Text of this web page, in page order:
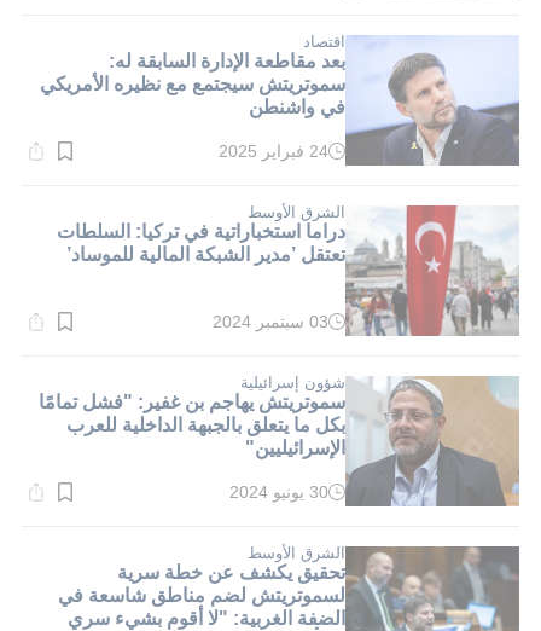
دقيقة.
اقتصاد
بعد مقاطعة الإدارة السابقة له:
سموتريتش سيجتمع مع نظيره الأمريكي
في واشنطن
وقت
دقيقة.
24 فبراير 2025
الشرق الأوسط
دراما استخباراتية في تركيا: السلطات
تعتقل ’مدير الشبكة المالية للموساد’
وقت
دقيقة.
03 سبتمبر 2024
شؤون إسرائيلية
سموتريتش يهاجم بن غفير: "فشل تمامًا
بكل ما يتعلق بالجبهة الداخلية للعرب
الإسرائيليين"
وقت
دقيقة.
30 يونيو 2024
الشرق الأوسط
تحقيق يكشف عن خطة سرية
لسموتريتش لضم مناطق شاسعة في
الضفة الغربية: "لا أقوم بشيء سري